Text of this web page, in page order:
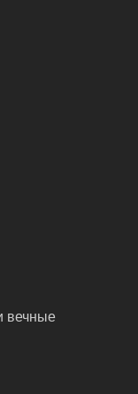
вечные